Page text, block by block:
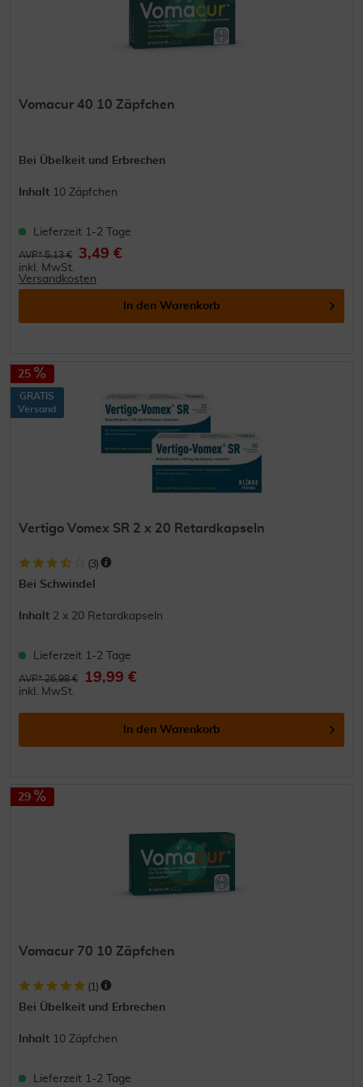
Vomacur 40 10 Zäpfchen
Bei Übelkeit und Erbrechen
Inhalt 10 Zäpfchen
Lieferzeit 1-2 Tage
AVP* 5,13 € 3,49 €
inkl. MwSt.
Versandkosten
In den Warenkorb
25
GRATIS
Versand
Vertigo Vomex SR 2 x 20 Retardkapseln
(3)
Bei Schwindel
Inhalt 2 x 20 Retardkapseln
Lieferzeit 1-2 Tage
AVP* 26,98 € 19,99 €
inkl. MwSt.
In den Warenkorb
29
Vomacur 70 10 Zäpfchen
(1)
Bei Übelkeit und Erbrechen
Inhalt 10 Zäpfchen
Lieferzeit 1-2 Tage